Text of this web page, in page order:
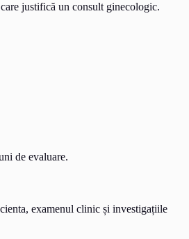
justifică un consult ginecologic.
de evaluare.
examenul clinic și investigațiile